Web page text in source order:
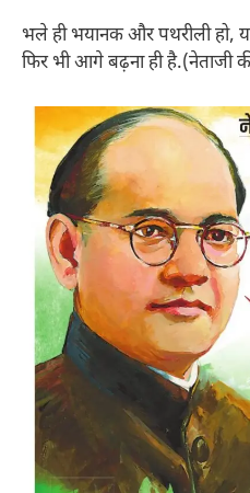
भले ही भयानक और पथरीली हो,
फिर भी आगे बढ़ना ही है.(नेताजी